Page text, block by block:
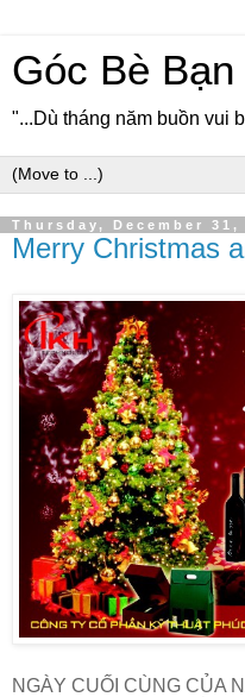
Góc Bè Bạn
"...Dù tháng năm buồn vui
Thursday, December 31,
Merry Christmas
NGÀY CUỐI CÙNG CỦA